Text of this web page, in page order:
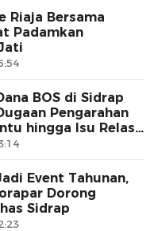
Riaja Bersama
Padamkan
BOS di Sidrap
Pengarahan
hingga Isu Relasi
Event Tahunan,
Dorong
Sidrap